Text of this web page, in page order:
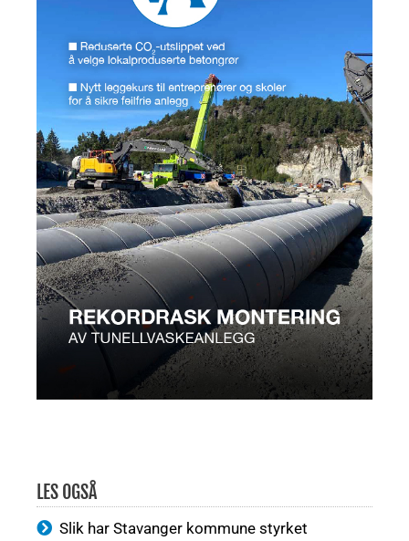
LES OGSÅ
Slik har Stavanger kommune styrket